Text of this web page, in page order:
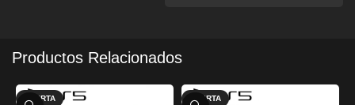
Productos Relacionados
OFERTA
OFERTA